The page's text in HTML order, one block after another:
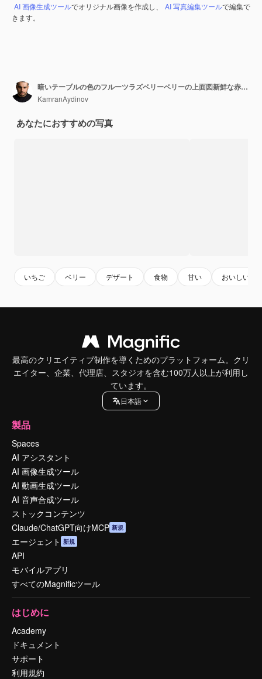
AI 画像生成ツールでオリジナル画像を作成し、 AI 写真編集ツールで編集で
きます。
暗いテーブルの色のフルーツラズベリーベリーの上面図新鮮な赤いイチゴ
KamranAydinov
あなたにおすすめの写真
いちご ベリー デザート 食物 甘い おいしい
最高のクリエイティブ制作を導くためのプラットフォーム。クリ
エイター、企業、代理店、スタジオを含む100万人以上が利用し
ています。
日本語
製品
Spaces
AI アシスタント
AI 画像生成ツール
AI 動画生成ツール
AI 音声合成ツール
ストックコンテンツ
Claude/ChatGPT向けMCP 新規
エージェント 新規
API
モバイルアプリ
すべてのMagnificツール
はじめに
Academy
ドキュメント
サポート
利用規約